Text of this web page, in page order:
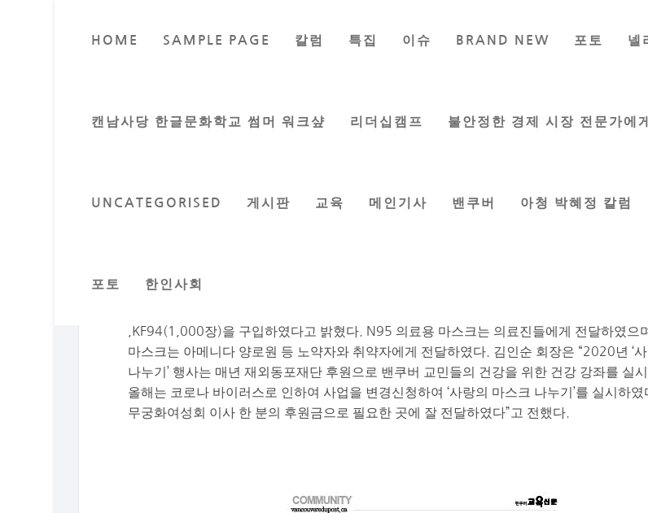
HOME SAMPLE PAGE 칼럼 특집 이슈 BRAND NEW 포토 넬
캔남사당 한글문화학교 썸머 워크샾 리더십캠프 불안정한 경제 시장 전문가에
UNCATEGORISED 게시판 교육 메인기사 밴쿠버 아청 박혜정 칼럼
포토 한인사회
Posted by이지은 기자| Sep 24, 2020|한인사회
무궁화여성회 한인사회, 의료기관에 마스크 기부
무궁화여성회(회장 김인순)는 ‘사랑의 마스크 나누기’ 행사를 통해 한인사회와 의료기관에
,KF94(1,000장)을 구입하였다고 밝혔다. N95 의료용 마스크는 의료진들에게 전달하였으
마스크는 아메니다 양로원 등 노약자와 취약자에게 전달하였다. 김인순 회장은 “2020년 ‘
나누기’ 행사는 매년 재외동포재단 후원으로 밴쿠버 교민들의 건강을 위한 건강 강좌를 실시
올해는 코로나 바이러스로 인하여 사업을 변경신청하여 ‘사랑의 마스크 나누기’를 실시하였
무궁화여성회 이사 한 분의 후원금으로 필요한 곳에 잘 전달하였다”고 전했다.